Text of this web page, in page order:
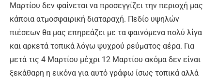
Μαρτίου δεν φαίνεται να προσεγγίζει την περιοχή μας
κάποια ατμοσφαιρική διαταραχή. Πεδίο υψηλών
πιέσεων θα μας επηρεάζει με τα φαινόμενα πολύ λίγα
και αρκετά τοπικά λόγω ψυχρού ρεύματος αέρα. Για
μετά τις 4 Μαρτίου μέχρι 12 Μαρτίου ακόμα δεν είναι
ξεκάθαρη η εικόνα για αυτό γράφω ίσως τοπικά αλλά